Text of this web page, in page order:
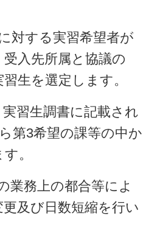
する実習希望者が
入先所属と協議の
生を選定します。
習生調書に記載され
第3希望の課等の中か
。
業務上の都合等によ
及び日数短縮を行い